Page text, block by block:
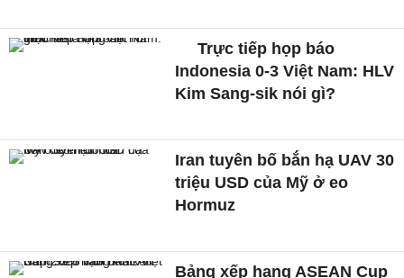
Trực tiếp họp báo
Indonesia 0-3 Việt Nam: HLV
Kim Sang-sik nói gì?
Iran tuyên bố bắn hạ UAV 30
triệu USD của Mỹ ở eo
Hormuz
Bảng xếp hạng ASEAN Cup